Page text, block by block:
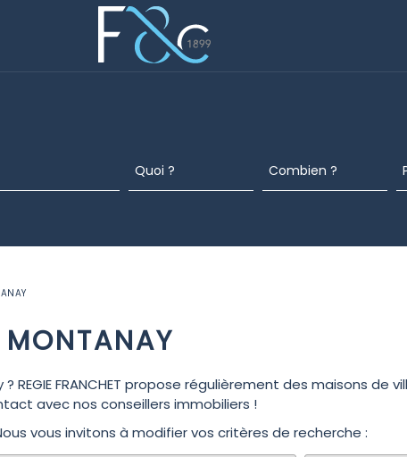
FRANCHET propose régulièrement des maisons de
avec nos conseillers immobiliers !
vous invitons à modifier vos critères de recherche :